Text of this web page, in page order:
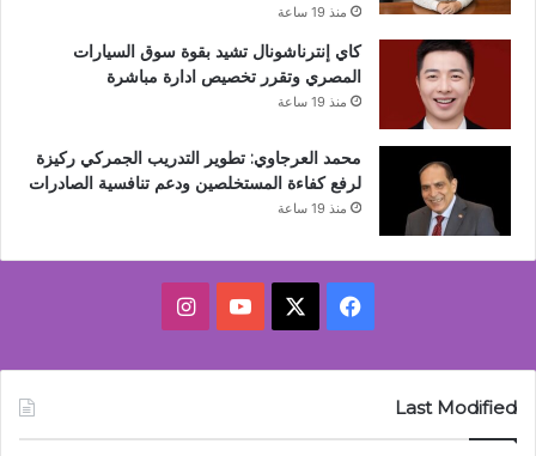
منذ 19 ساعة
كاي إنترناشونال تشيد بقوة سوق السيارات
المصري وتقرر تخصيص ادارة مباشرة
منذ 19 ساعة
محمد العرجاوي: تطوير التدريب الجمركي ركيزة
لرفع كفاءة المستخلصين ودعم تنافسية الصادرات
منذ 19 ساعة
فيسبوك ‫YouTubeانستقرام
Last Modified